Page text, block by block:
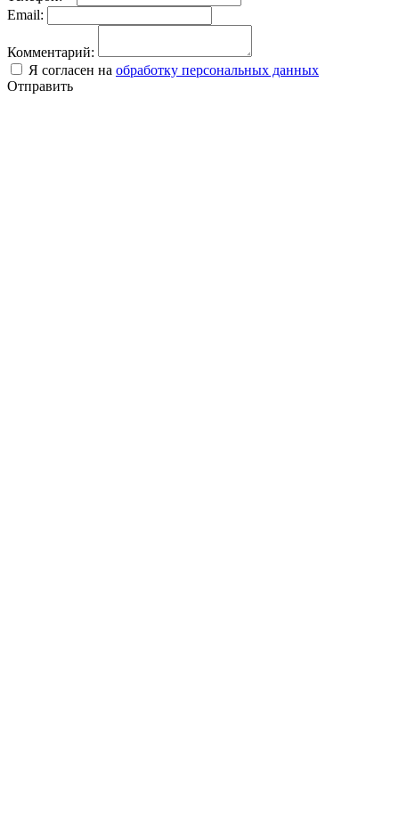
Email:
Комментарий:
Я согласен на обработку персональных данных
Отправить